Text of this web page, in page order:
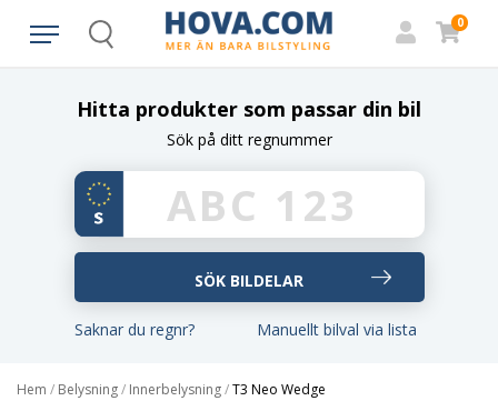
Search
0
Hitta produkter som passar din bil
Sök på ditt regnummer
Saknar du regnr? Manuellt bilval via lista
Hem / Belysning/ Innerbelysning/T3 Neo Wedge